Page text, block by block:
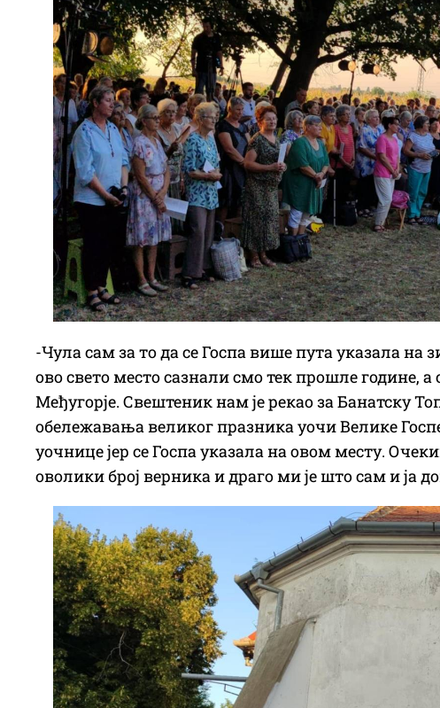
-Чула сам за то да се Госпа више пута указала на
ово свето место сазнали смо тек прошле године,
Међугорје. Свештеник нам је рекао за Банатску
обележавања великог празника уочи Велике
уочнице јер се Госпа указала на овом месту.
оволики број верника и драго ми је што сам и ја